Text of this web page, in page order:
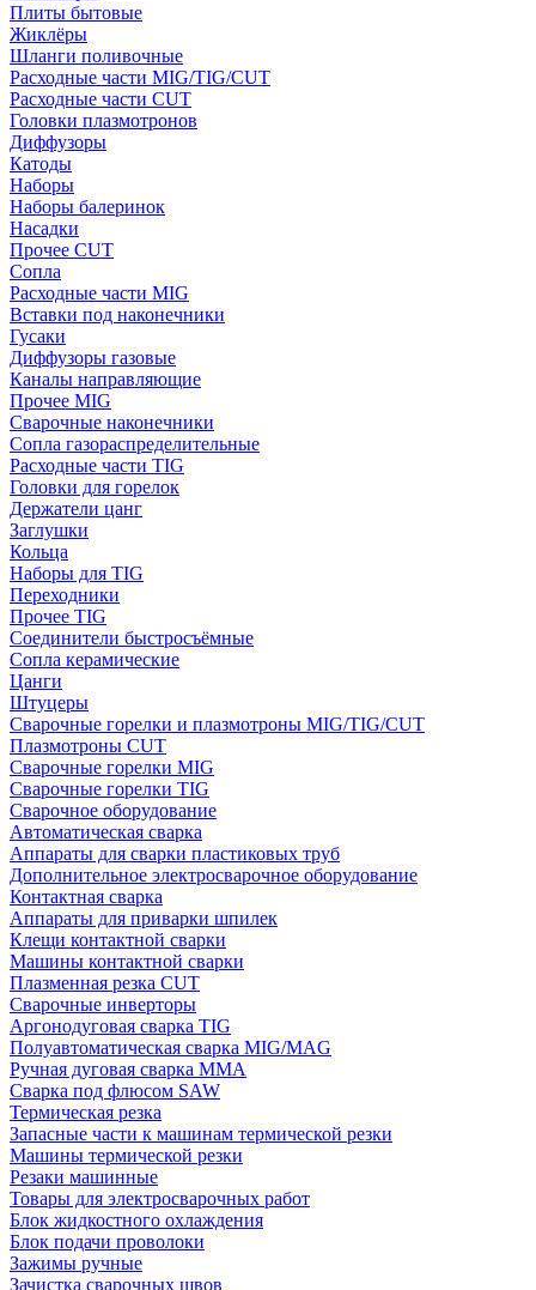
Плиты бытовые
Жиклёры
Шланги поливочные
Расходные части MIG/TIG/CUT
Расходные части CUT
Головки плазмотронов
Диффузоры
Катоды
Наборы
Наборы балеринок
Насадки
Прочее CUT
Сопла
Расходные части MIG
Вставки под наконечники
Гусаки
Диффузоры газовые
Каналы направляющие
Прочее MIG
Сварочные наконечники
Сопла газораспределительные
Расходные части TIG
Головки для горелок
Держатели цанг
Заглушки
Кольца
Наборы для TIG
Переходники
Прочее TIG
Соединители быстросъёмные
Сопла керамические
Цанги
Штуцеры
Сварочные горелки и плазмотроны MIG/TIG/CUT
Плазмотроны CUT
Сварочные горелки MIG
Сварочные горелки TIG
Сварочное оборудование
Автоматическая сварка
Аппараты для сварки пластиковых труб
Дополнительное электросварочное оборудование
Контактная сварка
Аппараты для приварки шпилек
Клещи контактной сварки
Машины контактной сварки
Плазменная резка CUT
Сварочные инверторы
Аргонодуговая сварка TIG
Полуавтоматическая сварка MIG/MAG
Ручная дуговая сварка MMA
Сварка под флюсом SAW
Термическая резка
Запасные части к машинам термической резки
Машины термической резки
Резаки машинные
Товары для электросварочных работ
Блок жидкостного охлаждения
Блок подачи проволоки
Зажимы ручные
Зачистка сварочных швов